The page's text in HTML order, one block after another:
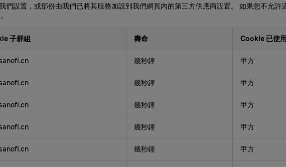
設置，或部份由我們已將其服務加設到我們網頁內的第三方供應商設置。 如果您不允許
子群組 壽命 Cookie 已使用
幾秒鐘 甲方
幾秒鐘 甲方
幾秒鐘 甲方
幾秒鐘 甲方
幾秒鐘 甲方